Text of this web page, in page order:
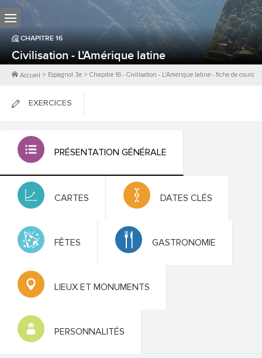
CHAPITRE 16
Civilisation - L'Amérique latine
Accueil > Espagnol 3e > Chapitre 16 - Civilisation - L'Amérique latine - fiche de cours
EXERCICES
FICHES DE COURS
PRÉSENTATION GÉNÉRALE
CARTES DATES CLÉS
FÊTES GASTRONOMIE
LIEUX ET MONUMENTS
PERSONNALITÉS